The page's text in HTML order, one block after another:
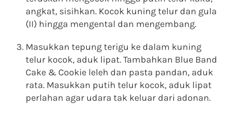
angkat, sisihkan. Kocok kuning telur dan gula
(II) hingga mengental dan mengembang.
Masukkan tepung terigu ke dalam kuning
telur kocok, aduk lipat. Tambahkan Blue Band
Cake & Cookie leleh dan pasta pandan, aduk
rata. Masukkan putih telur kocok, aduk lipat
perlahan agar udara tak keluar dari adonan.